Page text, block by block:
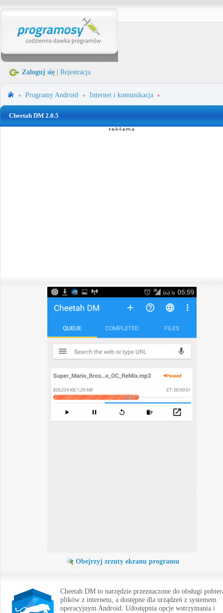
Zaloguj się Rejestracja
ProgramyAndroid Internet i komunikacja
Cheetah DM 2.0.5
Obejrzyj zrzuty ekranu programu
Cheetah DM to narzędzie przeznaczone do obsługi
plików z internetu, a dostępne dla urządzeń z systemem
operacyjnym Android. Udostępnia opcje wstrzymania i